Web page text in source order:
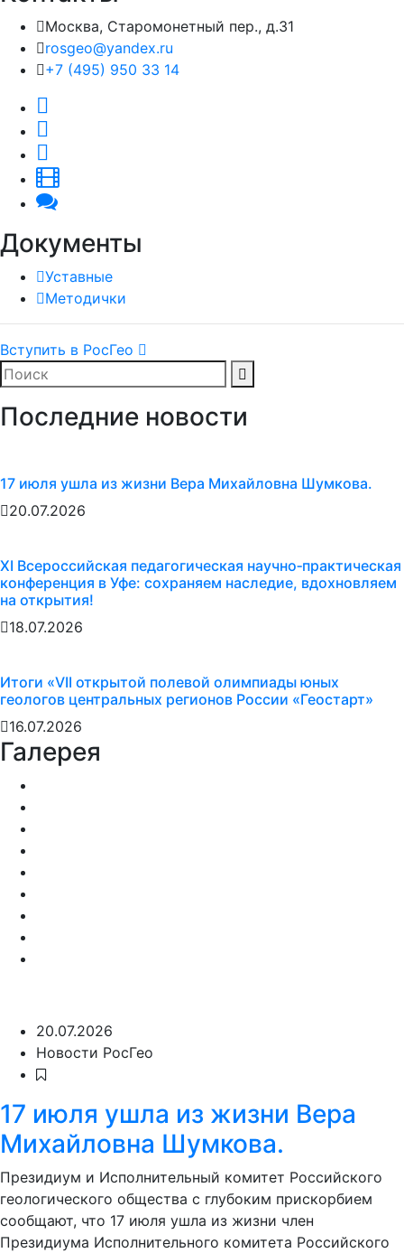
Москва, Старомонетный пер., д.31
rosgeo@yandex.ru
+7 (495) 950 33 14
Документы
Уставные
Методички
Вступить в РосГео
Последние новости
17 июля ушла из жизни Вера Михайловна Шумкова.
20.07.2026
XI Всероссийская педагогическая научно‑практическая
конференция в Уфе: сохраняем наследие, вдохновляем
на открытия!
18.07.2026
Итоги «VII открытой полевой олимпиады юных
геологов центральных регионов России «Геостарт»
16.07.2026
Галерея
20.07.2026
Новости РосГео
17 июля ушла из жизни Вера
Михайловна Шумкова.
Президиум и Исполнительный комитет Российского
геологического общества с глубоким прискорбием
сообщают, что 17 июля ушла из жизни член
Президиума Исполнительного комитета Российского